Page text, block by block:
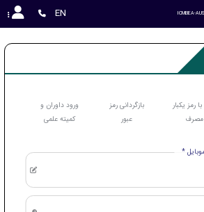
ICMBEA-
EN
رمز یکبار
مصرف
بازگردانی رمز
عبور
ورود داوران و
کمیته علمی
*